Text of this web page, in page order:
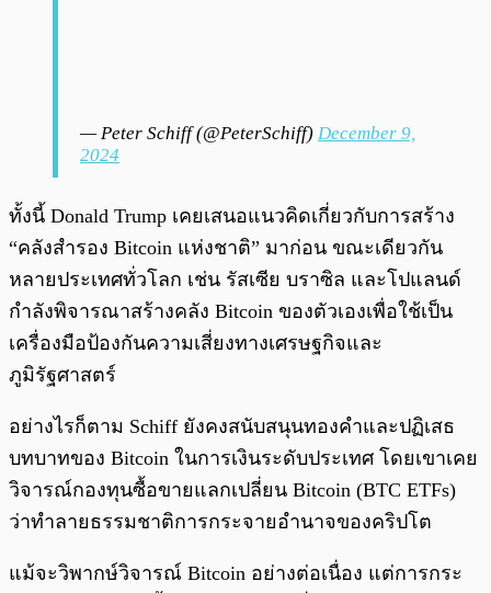
— Peter Schiff (@PeterSchiff) December 9,
2024
ทั้งนี้ Donald Trump เคยเสนอแนวคิดเกี่ยวกับการสร้าง
“คลังสำรอง Bitcoin แห่งชาติ” มาก่อน ขณะเดียวกัน
หลายประเทศทั่วโลก เช่น รัสเซีย บราซิล และโปแลนด์
กำลังพิจารณาสร้างคลัง Bitcoin ของตัวเองเพื่อใช้เป็น
เครื่องมือป้องกันความเสี่ยงทางเศรษฐกิจและ
ภูมิรัฐศาสตร์
อย่างไรก็ตาม Schiff ยังคงสนับสนุนทองคำและปฏิเสธ
บทบาทของ Bitcoin ในการเงินระดับประเทศ โดยเขาเคย
วิจารณ์กองทุนซื้อขายแลกเปลี่ยน Bitcoin (BTC ETFs)
ว่าทำลายธรรมชาติการกระจายอำนาจของคริปโต
แม้จะวิพากษ์วิจารณ์ Bitcoin อย่างต่อเนื่อง แต่การกระ